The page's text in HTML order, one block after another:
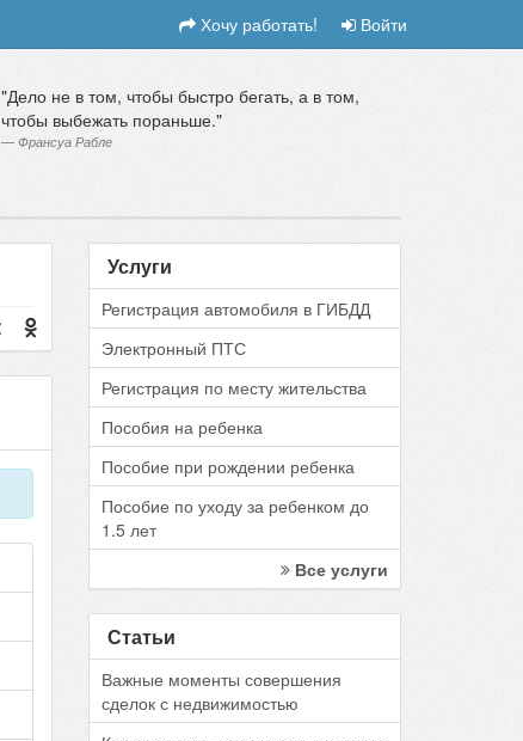
Хочу работать! Войти
Дело не в том, чтобы быстро бегать, а в том,
чтобы выбежать пораньше.
Франсуа Рабле
Услуги
Регистрация автомобиля в ГИБДД
Электронный ПТС
Регистрация по месту жительства
Пособия на ребенка
Пособие при рождении ребенка
Пособие по уходу за ребенком до
1.5 лет
Все услуги
Статьи
Важные моменты совершения
сделок с недвижимостью